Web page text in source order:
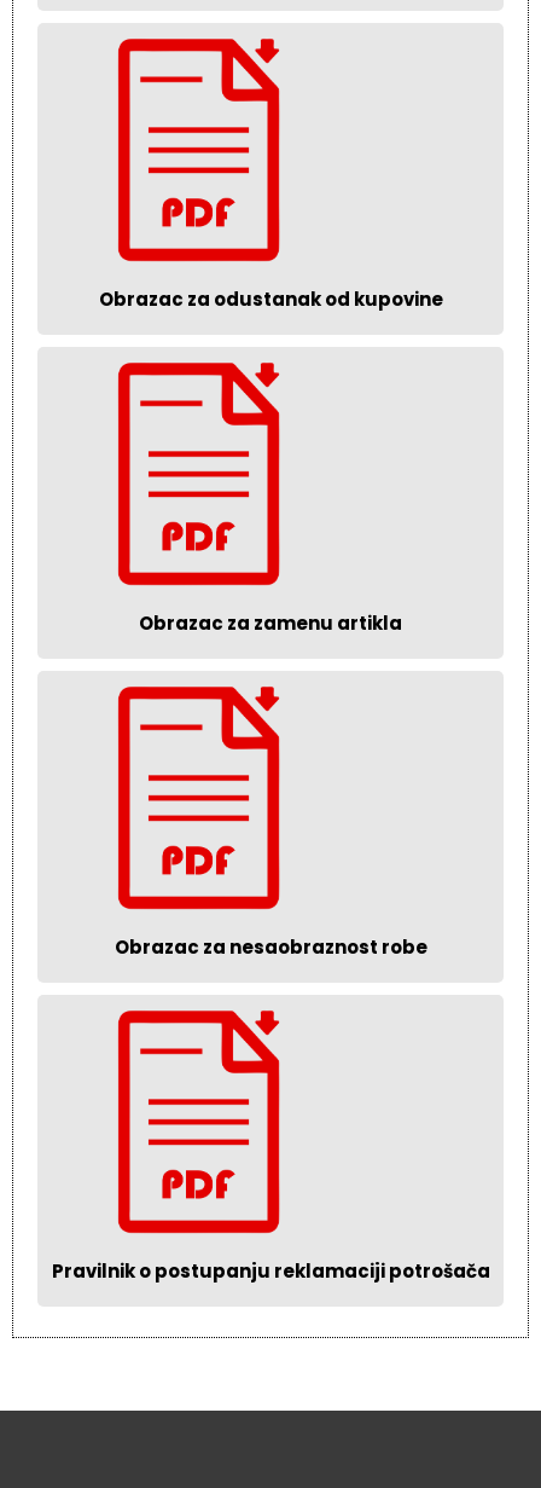
Obrazac za odustanak od kupovine
Obrazac za zamenu artikla
Obrazac za nesaobraznost robe
Pravilnik o postupanju reklamaciji potrošača